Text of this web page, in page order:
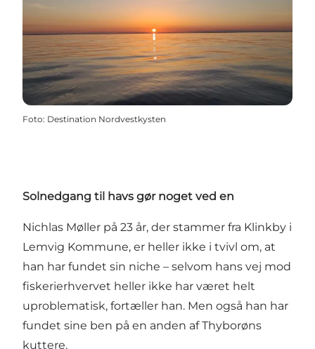
Foto: Destination Nordvestkysten
Solnedgang til havs gør noget ved en
Nichlas Møller på 23 år, der stammer fra Klinkby i
Lemvig Kommune, er heller ikke i tvivl om, at
han har fundet sin niche – selvom hans vej mod
fiskerierhvervet heller ikke har været helt
uproblematisk, fortæller han. Men også han har
fundet sine ben på en anden af Thyborøns
kuttere.